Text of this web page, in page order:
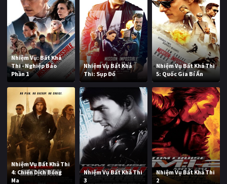
Nhiệm Vụ: Bất Khả
Thi - Nghiệp Báo
Phần 1
Nhiệm Vụ Bất Khả
Thi: Sụp Đổ
Nhiệm Vụ Bất Khả Thi
5: Quốc Gia Bí Ẩn
Nhiệm Vụ Bất Khả Thi
4: Chiến Dịch Bóng
Ma
Nhiệm Vụ Bất Khả Thi
3
Nhiệm Vụ Bất Khả Thi
2